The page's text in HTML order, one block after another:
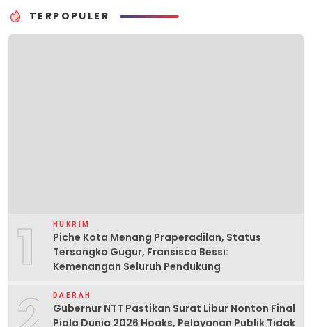
TERPOPULER
1 HUKRIM
Piche Kota Menang Praperadilan, Status
Tersangka Gugur, Fransisco Bessi:
Kemenangan Seluruh Pendukung
DAERAH
Gubernur NTT Pastikan Surat Libur Nonton Final
Piala Dunia 2026 Hoaks, Pelayanan Publik Tidak